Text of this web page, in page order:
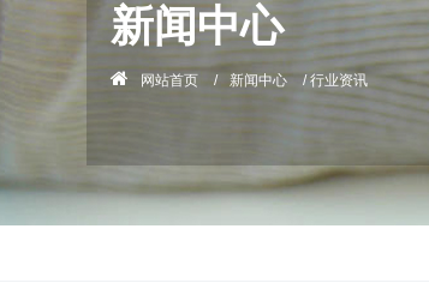
新闻中心
网站首页 / 新闻中心 /行业资讯